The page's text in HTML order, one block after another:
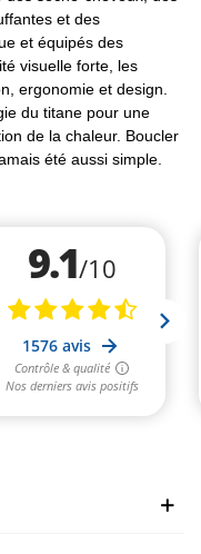
et des
et équipés des
visuelle forte, les
ergonomie et design.
du titane pour une
de la chaleur. Boucler
été aussi simple.